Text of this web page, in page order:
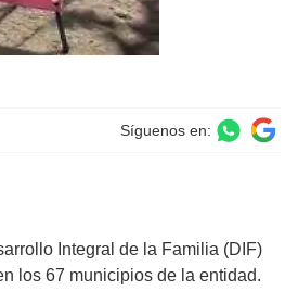
Síguenos en:
Integral de la Familia (DIF)
los 67 municipios de la entidad.